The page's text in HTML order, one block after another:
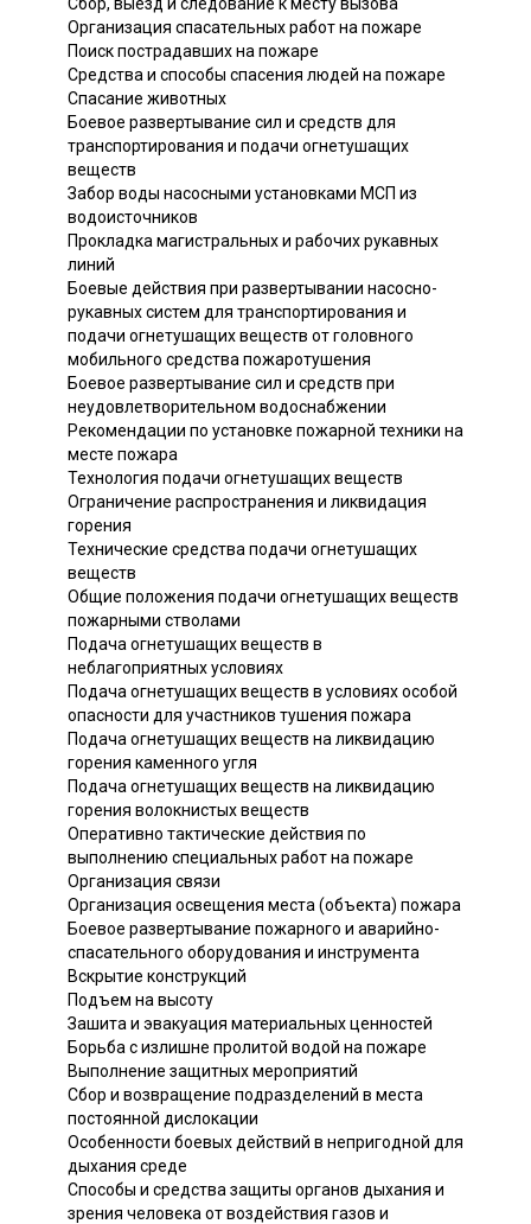
Организация спасательных работ на пожаре
Поиск пострадавших на пожаре
Средства и способы спасения людей на пожаре
Спасание животных
Боевое развертывание сил и средств для
транспортирования и подачи огнетушащих
веществ
Забор воды насосными установками МСП из
водоисточников
Прокладка магистральных и рабочих рукавных
линий
Боевые действия при развертывании насосно-
рукавных систем для транспортирования и
подачи огнетушащих веществ от головного
мобильного средства пожаротушения
Боевое развертывание сил и средств при
неудовлетворительном водоснабжении
Рекомендации по установке пожарной техники на
месте пожара
Технология подачи огнетушащих веществ
Ограничение распространения и ликвидация
горения
Технические средства подачи огнетушащих
веществ
Общие положения подачи огнетушащих веществ
пожарными стволами
Подача огнетушащих веществ в
неблагоприятных условиях
Подача огнетушащих веществ в условиях особой
опасности для участников тушения пожара
Подача огнетушащих веществ на ликвидацию
горения каменного угля
Подача огнетушащих веществ на ликвидацию
горения волокнистых веществ
Оперативно тактические действия по
выполнению специальных работ на пожаре
Организация связи
Организация освещения места (объекта) пожара
Боевое развертывание пожарного и аварийно-
спасательного оборудования и инструмента
Вскрытие конструкций
Подъем на высоту
Зашита и эвакуация материальных ценностей
Борьба с излишне пролитой водой на пожаре
Выполнение защитных мероприятий
Сбор и возвращение подразделений в места
постоянной дислокации
Особенности боевых действий в непригодной для
дыхания среде
Способы и средства защиты органов дыхания и
зрения человека от воздействия газов и